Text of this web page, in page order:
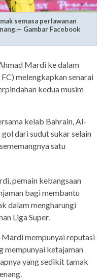
semasa perlawanan
Gambar Facebook
Mardi ke dalam
melengkapkan senarai
kedua musim
kelab Bahrain, Al-
dari sudut sukar selain
satu
pemain kebangsaan
bagi membantu
dalam mengharungi
Liga Super.
mempunyai reputasi
mempunyai ketajaman
yang sedikit tamak